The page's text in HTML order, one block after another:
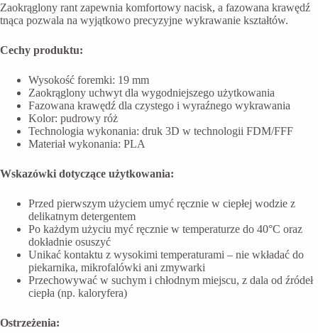
Zaokrąglony rant zapewnia komfortowy nacisk, a fazowana krawędź
tnąca pozwala na wyjątkowo precyzyjne wykrawanie kształtów.
Cechy produktu:
Wysokość foremki: 19 mm
Zaokrąglony uchwyt dla wygodniejszego użytkowania
Fazowana krawędź dla czystego i wyraźnego wykrawania
Kolor: pudrowy róż
Technologia wykonania: druk 3D w technologii FDM/FFF
Materiał wykonania: PLA
Wskazówki dotyczące użytkowania:
Przed pierwszym użyciem umyć ręcznie w ciepłej wodzie z
delikatnym detergentem
Po każdym użyciu myć ręcznie w temperaturze do 40°C oraz
dokładnie osuszyć
Unikać kontaktu z wysokimi temperaturami – nie wkładać do
piekarnika, mikrofalówki ani zmywarki
Przechowywać w suchym i chłodnym miejscu, z dala od źródeł
ciepła (np. kaloryfera)
Ostrzeżenia: